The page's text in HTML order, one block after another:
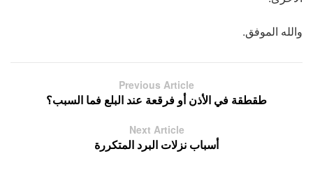
والله الموفق.
Previous Article
طقطقة في الأذن أو فرقعة عند البلع فما السبب؟
Next Article
أسباب نزلات البرد المتكررة